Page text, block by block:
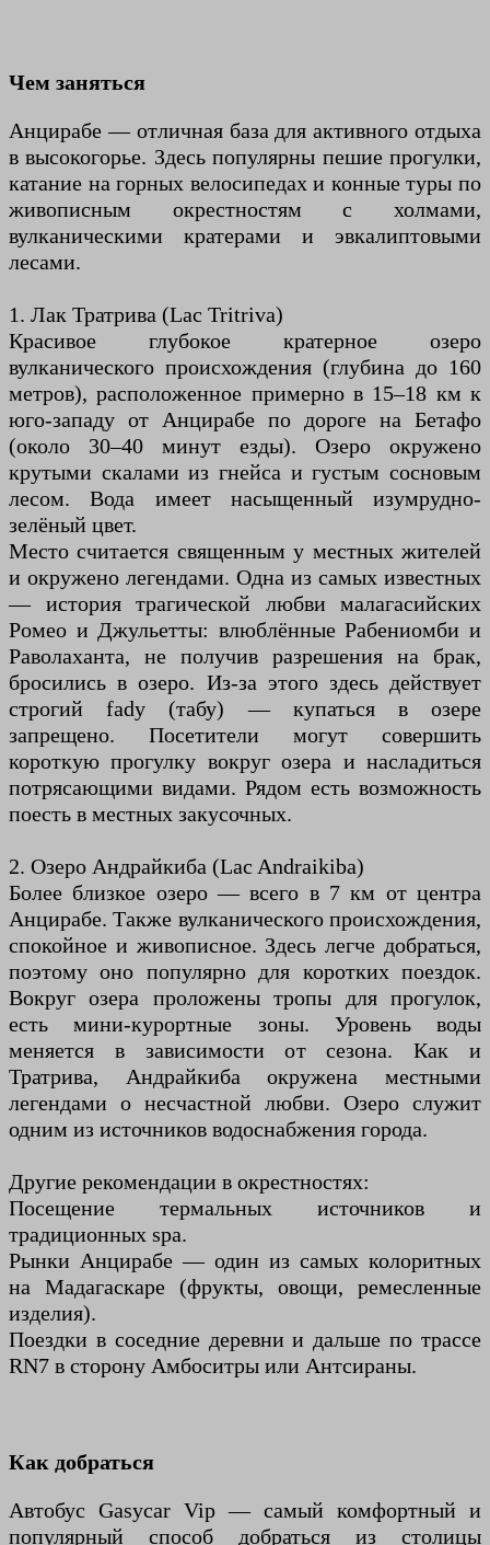
Чем заняться
Анцирабе — отличная база для активного отдыха
в высокогорье. Здесь популярны пешие прогулки,
катание на горных велосипедах и конные туры по
живописным окрестностям с холмами,
вулканическими кратерами и эвкалиптовыми
лесами.
1. Лак Тратрива (Lac Tritriva)
Красивое глубокое кратерное озеро
вулканического происхождения (глубина до 160
метров), расположенное примерно в 15–18 км к
юго-западу от Анцирабе по дороге на Бетафо
(около 30–40 минут езды). Озеро окружено
крутыми скалами из гнейса и густым сосновым
лесом. Вода имеет насыщенный изумрудно-
зелёный цвет.
Место считается священным у местных жителей
и окружено легендами. Одна из самых известных
— история трагической любви малагасийских
Ромео и Джульетты: влюблённые Рабениомби и
Раволаханта, не получив разрешения на брак,
бросились в озеро. Из-за этого здесь действует
строгий fady (табу) — купаться в озере
запрещено. Посетители могут совершить
короткую прогулку вокруг озера и насладиться
потрясающими видами. Рядом есть возможность
поесть в местных закусочных.
2. Озеро Андрайкиба (Lac Andraikiba)
Более близкое озеро — всего в 7 км от центра
Анцирабе. Также вулканического происхождения,
спокойное и живописное. Здесь легче добраться,
поэтому оно популярно для коротких поездок.
Вокруг озера проложены тропы для прогулок,
есть мини-курортные зоны. Уровень воды
меняется в зависимости от сезона. Как и
Тратрива, Андрайкиба окружена местными
легендами о несчастной любви. Озеро служит
одним из источников водоснабжения города.
Другие рекомендации в окрестностях:
Посещение термальных источников и
традиционных spa.
Рынки Анцирабе — один из самых колоритных
на Мадагаскаре (фрукты, овощи, ремесленные
изделия).
Поездки в соседние деревни и дальше по трассе
RN7 в сторону Амбоситры или Антсираны.
Как добраться
Автобус Gasycar Vip — самый комфортный и
популярный способ добраться из столицы